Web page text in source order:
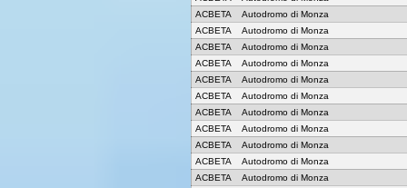
ACBETA
Autodromo di Monza
ACBETA
Autodromo di Monza
ACBETA
Autodromo di Monza
ACBETA
Autodromo di Monza
ACBETA
Autodromo di Monza
ACBETA
Autodromo di Monza
ACBETA
Autodromo di Monza
ACBETA
Autodromo di Monza
ACBETA
Autodromo di Monza
ACBETA
Autodromo di Monza
ACBETA
Autodromo di Monza